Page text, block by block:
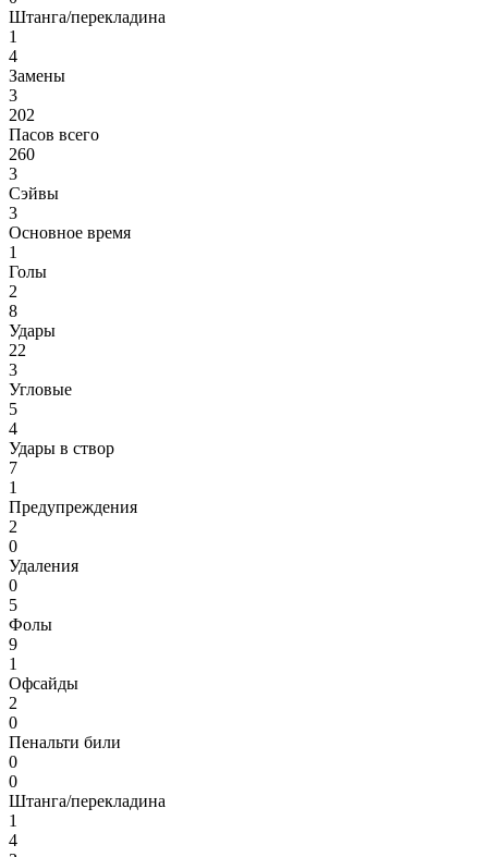
Штанга/перекладина
1
4
Замены
3
202
Пасов всего
260
3
Сэйвы
3
Основное время
1
Голы
2
8
Удары
22
3
Угловые
5
4
Удары в створ
7
1
Предупреждения
2
0
Удаления
0
5
Фолы
9
1
Офсайды
2
0
Пенальти били
0
0
Штанга/перекладина
1
4